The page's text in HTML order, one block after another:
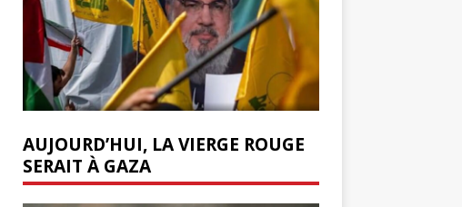
AUJOURD’HUI, LA VIERGE ROUGE
SERAIT À GAZA